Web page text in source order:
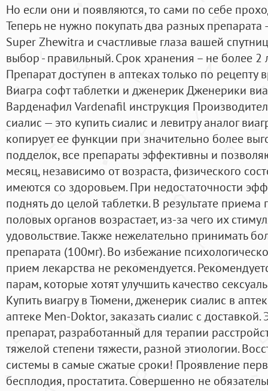
Но если они и появляются, то сами по себе
Теперь не нужно покупать два разных препарата
Super Zhewitra и счастливые глаза вашей
выбор - правильный. Срок хранения – не более 2
Препарат доступен в аптеках только по рецепту
Виагра софт таблетки и дженерик Дженерики
Варденафил Vardenafil инструкция
сиалис — это купить сиалис и левитру аналог
копирует ее функции при значительно более
подделок, все препараты эффективны и
месяц, независимо от возраста, физического
имеются со здоровьем. При недостаточности
поднять до целой таблетки. В результате приема
половых органов возрастает, из-за чего их
удовольствие. Также нежелательно принимать
препарата (100мг). Во избежание
прием лекарства не рекомендуется.
парам, которые хотят улучшить качество
Купить виагру в Тюмени, дженерик сиалис в
аптеке Men-Doktor, заказать сиалис с
препарат, разработанный для терапии
тяжелой степени тяжести, разной этиологии.
системы в самые сжатые сроки! Проявление
бесплодия, простатита. Совершенно не